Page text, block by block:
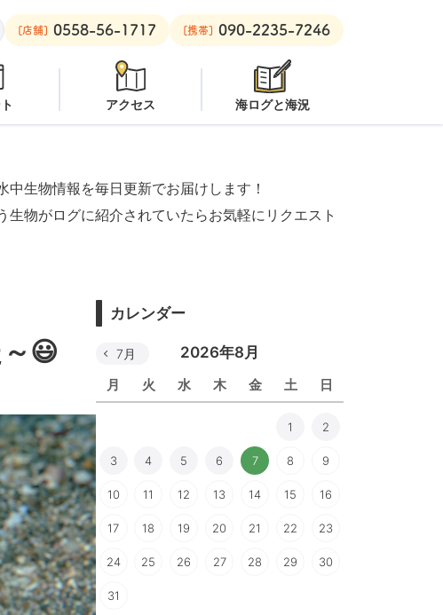
注意 安良里ボート： クローズ
[店舗] 0558-56-1717 [携帯] 090-2235-7246
アクセス 海ログと海況
生物情報を毎日更新でお届けします！
生物がログに紹介されていたらお気軽にリクエスト
😃
カレンダー
2026年8月
月 火 水 木 金 土 日
7月
1 2
3 4 5 6 7 8 9
10 11 12 13 14 15 16
17 18 19 20 21 22 23
24 25 26 27 28 29 30
31